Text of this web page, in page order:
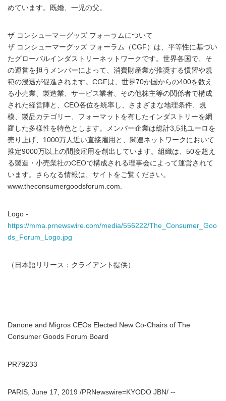
めています。既婚、一児の父。
ザ コンシューマーグッズ フォーラムについて
ザ コンシューマーグッズ フォーラム（CGF）は、平等性に基づい
たグローバルインダストリーネットワークです。世界各国で、そ
の運営を担うメンバーによって、消費財産業が推奨する慣習や規
範の浸透が促進されます。CGFは、世界70か国からの400を数え
る小売業、製造業、サービス業者、その他株主等の関係者で構成
された経営陣と、CEO各位を統率し、さまざまな地理条件、規
模、製品カテゴリー、フォーマットを有したインダストリーを網
羅した多様性を特色とします。メンバー企業は総計3,5兆ユーロを
売り上げ、1000万人近い直接雇用と、関連ネットワークにおいて
推定9000万以上の間接雇用を創出しています。組織は、50を超え
る製造・小売業社のCEOで構成される理事会によって運営されて
います。さらなる情報は、サイトをご覧ください。
www.theconsumergoodsforum.com.
Logo -
https://mma.prnewswire.com/media/556222/The_Consumer_Goo
ds_Forum_Logo.jpg
（日本語リリース：クライアント提供）
Danone and Migros CEOs Elected New Co-Chairs of The
Consumer Goods Forum Board
PR79233
PARIS, June 17, 2019 /PRNewswire=KYODO JBN/ --